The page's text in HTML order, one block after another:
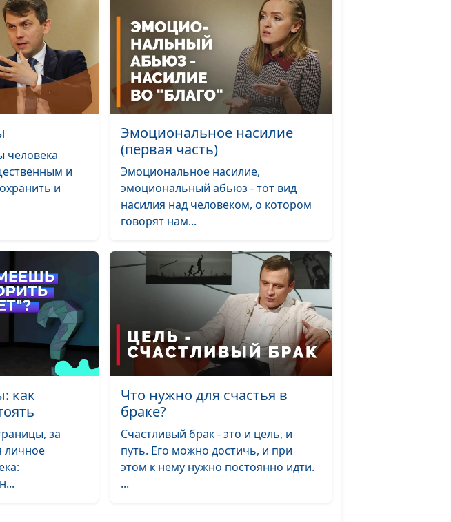
Екатерина Куклина,
практический
психолог
Как развить силу
воли?
Юлия Синицына,
Екатерина Куклина,
практический
#241
сохранить дружбу?
Юлия Синицына,
практический
Сепарация от
когда и как?
Юлия Синицына,
практический
психолог
Саморазвитие: нужно
или нет?
Юлия Синицына,
Екатерина Куклина,
практический
психолог
#238
Конформизм:
хорошо или плохо?
Екатерина Куклина,
психолог
Правила цифрового
Юлия Синицына,
Екатерина Куклина,
человека
и
и
Эмоциональное насилие
(первая часть)
Эмоциональное насилие,
эмоциональный абьюз - тот вид
насилия над человеком, о котором
говорят нам...
как
за
личное
Что нужно для счастья в
браке?
Счастливый брак - это и цель, и
путь. Его можно достичь, и при
этом к нему нужно постоянно идти.
...